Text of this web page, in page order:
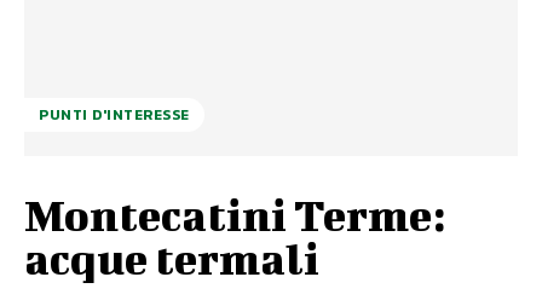
PUNTI D'INTERESSE
Montecatini Terme:
acque termali